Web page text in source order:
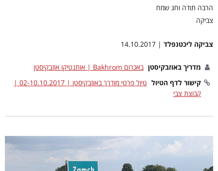
הרבה תודה וחג שמח
צביקה
צביקה ליכטנפלד | 14.10.2017
מדריך באוזבקיסטן באכרום Bakhrom | אותנטיקו אוזבקיסטן
קישור לדף הטיול
טיול פרטי מודרך באוזבקיסטן | 02-10.10.2017 |
קבוצת צבי